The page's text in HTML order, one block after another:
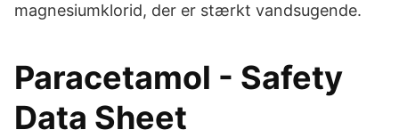
magnesiumklorid, der er stærkt vandsugende.
Paracetamol - Safety
Data Sheet